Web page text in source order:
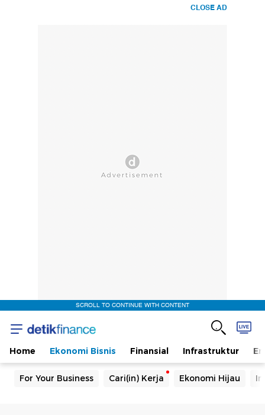
CLOSE AD
SCROLL TO CONTINUE WITH CONTENT
Home Ekonomi Bisnis Finansial Infrastruktur
For Your Business Cari(in) Kerja Ekonomi Hijau